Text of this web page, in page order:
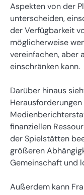
Aspekten von der
unterscheiden,
der Verfügbarkeit
möglicherweise
vereinfachen, aber
einschränken kann.
Darüber hinaus
finanziellen
der Spielstätten
größeren
Gemeinschaft und
Außerdem kann